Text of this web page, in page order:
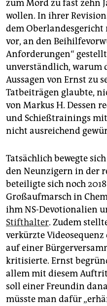
zum Mord zu fast zehn
wollen. In ihrer
dem
vor, an den
Anforderungen“ gestellt
unverständlich, warum
Aussagen von Ernst zu
Tatbeiträgen glaubte,
von Markus H. Dessen
und Schießtrainings
nicht ausreichend
Tatsächlich bewegte
den Neunzigern in der
beteiligte sich noch
Großaufmarsch in
ihm NS-Devotionalien
Stifthalter. Zudem
verkürzte
auf einer
kritisierte. Ernst
allem mit diesem
soll einer Freundin
müsste man dafür